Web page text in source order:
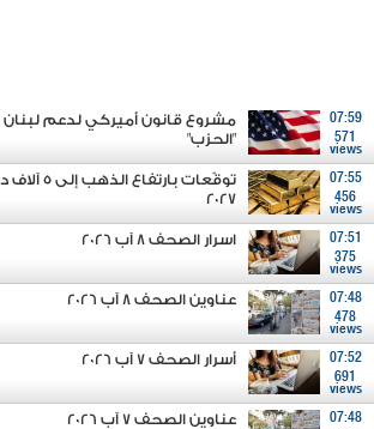
07:59
571
views
مشروع قانون أميركي لدعم لبنان
"الحزب"
07:55
456
views
توقّعات
2027
07:51
375
views
اسرار الصحف 8 آب 2026
07:48
478
views
عناوين الصحف 8 آب 2026
07:52
691
views
أسرار الصحف 7 آب 2026
07:48
عناوين الصحف 7 آب 2026